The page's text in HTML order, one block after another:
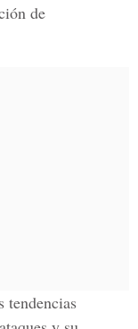
de
tendencias